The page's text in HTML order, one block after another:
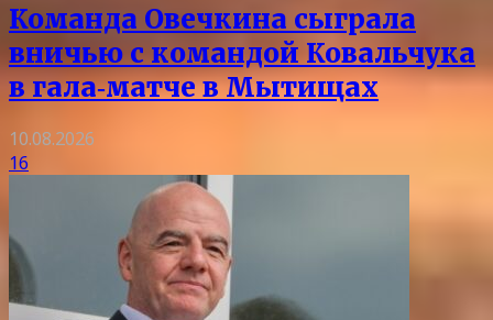
Команда Овечкина сыграла
вничью с командой Ковальчука
в гала‑матче в Мытищах
10.08.2026
16